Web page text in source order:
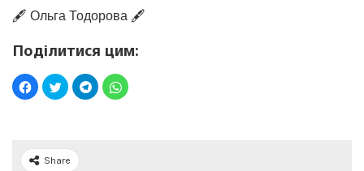
🖋️ Ольга Тодорова 🖋️
Поділитися цим:
Share